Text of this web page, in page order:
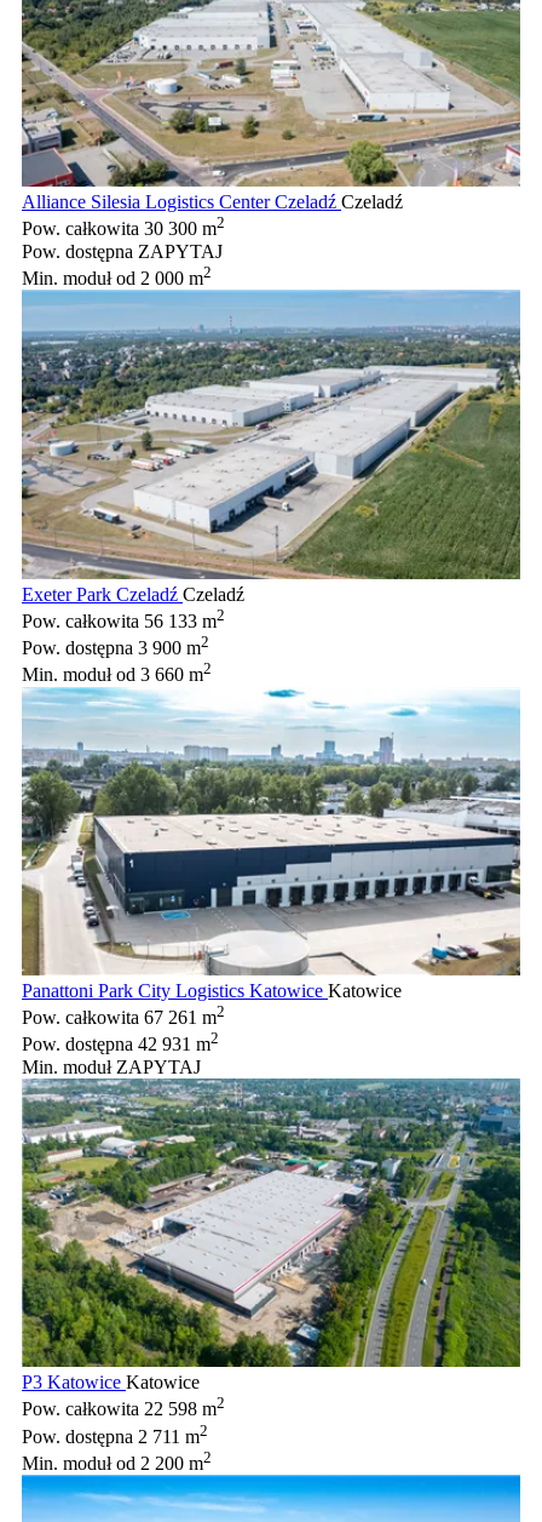
Alliance Silesia Logistics Center Czeladź Czeladź
Pow. całkowita 30 300 m2
Pow. dostępna ZAPYTAJ
Min. modułod 2 000 m2
Exeter Park Czeladź Czeladź
Pow. całkowita 56 133 m2
Pow. dostępna 3 900 m2
Min. modułod 3 660 m2
Panattoni Park City Logistics Katowice Katowice
Pow. całkowita 67 261 m2
Pow. dostępna 42 931 m2
Min. moduł ZAPYTAJ
P3 Katowice Katowice
Pow. całkowita 22 598 m2
Pow. dostępna 2 711 m2
Min. modułod 2 200 m2